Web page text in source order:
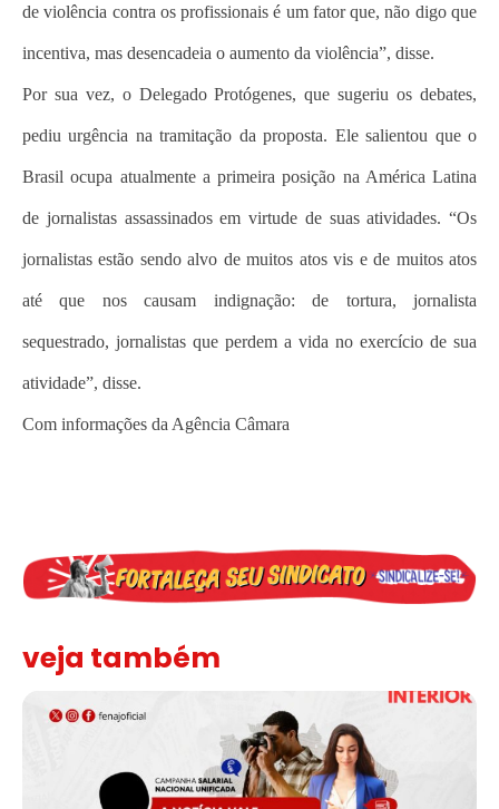
de violência contra os profissionais é um fator que, não digo que
incentiva, mas desencadeia o aumento da violência”, disse.
Por sua vez, o Delegado Protógenes, que sugeriu os debates,
pediu urgência na tramitação da proposta. Ele salientou que o
Brasil ocupa atualmente a primeira posição na América Latina
de jornalistas assassinados em virtude de suas atividades. “Os
jornalistas estão sendo alvo de muitos atos vis e de muitos atos
até que nos causam indignação: de tortura, jornalista
sequestrado, jornalistas que perdem a vida no exercício de sua
atividade”, disse.
Com informações da Agência Câmara
veja também
Assinada nova CCT de jornais e revistas do interior